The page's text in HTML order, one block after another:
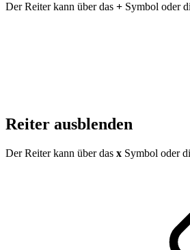
Der Reiter kann über das + Symbol oder
Reiter ausblenden
Der Reiter kann über das x Symbol oder